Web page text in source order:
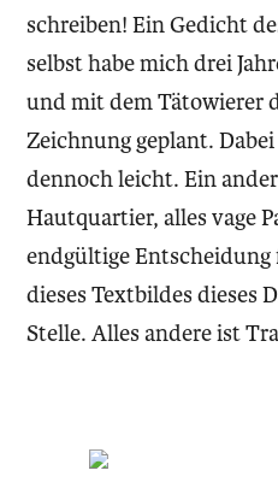
schreiben! Ein Gedicht
selbst habe mich drei
und mit dem Tätowierer
Zeichnung geplant.
dennoch leicht. Ein
Hautquartier, alles vage
endgültige Entscheidung
dieses Textbildes dieses
Stelle. Alles andere ist